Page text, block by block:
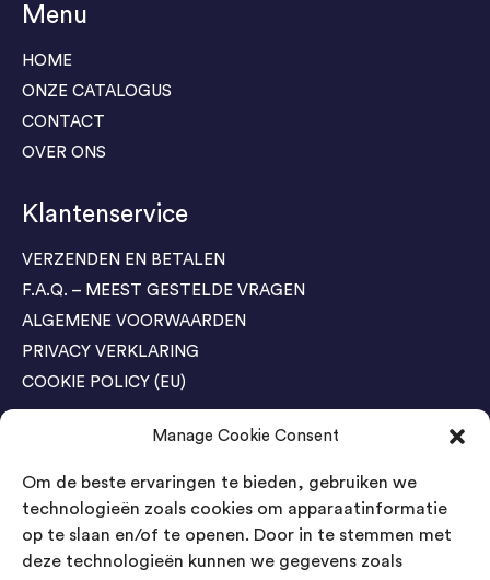
Manage Cookie Consent
Om de beste ervaringen te bieden, gebruiken we
technologieën zoals cookies om apparaatinformatie
op te slaan en/of te openen. Door in te stemmen met
deze technologieën kunnen we gegevens zoals
Menu
HOME
ONZE CATALOGUS
CONTACT
OVER ONS
Klantenservice
VERZENDEN EN BETALEN
F.A.Q. – MEEST GESTELDE VRAGEN
ALGEMENE VOORWAARDEN
PRIVACY VERKLARING
COOKIE POLICY (EU)
Agenda Trade Shows
04-05 November / SVG FAIR Winterswijk
Bestel GRATIS kaarten
Bestel GRATIS kaarten